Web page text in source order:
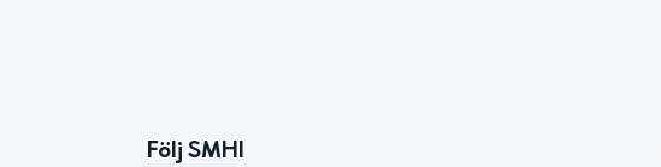
Följ SMHI